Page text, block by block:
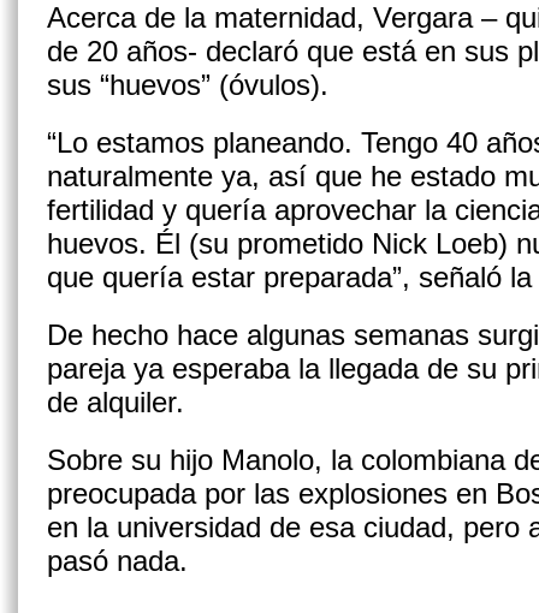
Acerca de la maternidad, Vergara –
de 20 años- declaró que está en sus
sus “huevos” (óvulos).
“Lo estamos planeando. Tengo 40
naturalmente ya, así que he estado
fertilidad y quería aprovechar la
huevos. Él (su prometido Nick Loeb)
que quería estar preparada”, señaló
De hecho hace algunas semanas
pareja ya esperaba la llegada de su
de alquiler.
Sobre su hijo Manolo, la colombiana
preocupada por las explosiones en
en la universidad de esa ciudad, pero
pasó nada.